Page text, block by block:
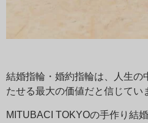
結婚指輪・婚約指輪は、人生の
たせる最大の価値だと信じてい
MITUBACI TOKYOの手作り結